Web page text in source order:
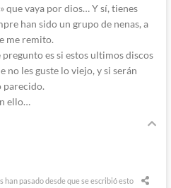
que vaya por dios… Y sí, tienes
han sido un grupo de nenas, a
me remito.
es si estos ultimos discos
no les guste lo viejo, y si serán
parecido.
ello…
han pasado desde que se escribió esto